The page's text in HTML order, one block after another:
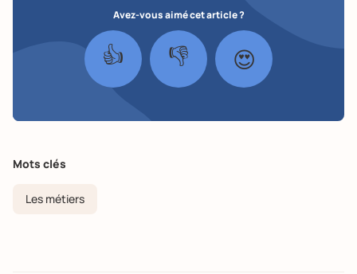
Avez-vous aimé cet article ?
👍 👎 😍
Mots clés
Les métiers